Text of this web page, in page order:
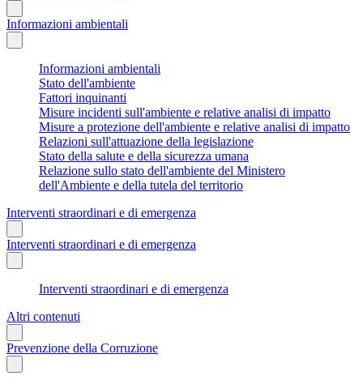
Informazioni ambientali
Informazioni ambientali
Stato dell'ambiente
Fattori inquinanti
Misure incidenti sull'ambiente e relative analisi di impatto
Misure a protezione dell'ambiente e relative analisi di impatto
Relazioni sull'attuazione della legislazione
Stato della salute e della sicurezza umana
Relazione sullo stato dell'ambiente del Ministero
dell'Ambiente e della tutela del territorio
Interventi straordinari e di emergenza
Interventi straordinari e di emergenza
Interventi straordinari e di emergenza
Altri contenuti
Prevenzione della Corruzione